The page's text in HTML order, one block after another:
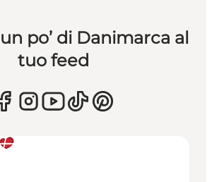
po’ di Danimarca al
tuo feed